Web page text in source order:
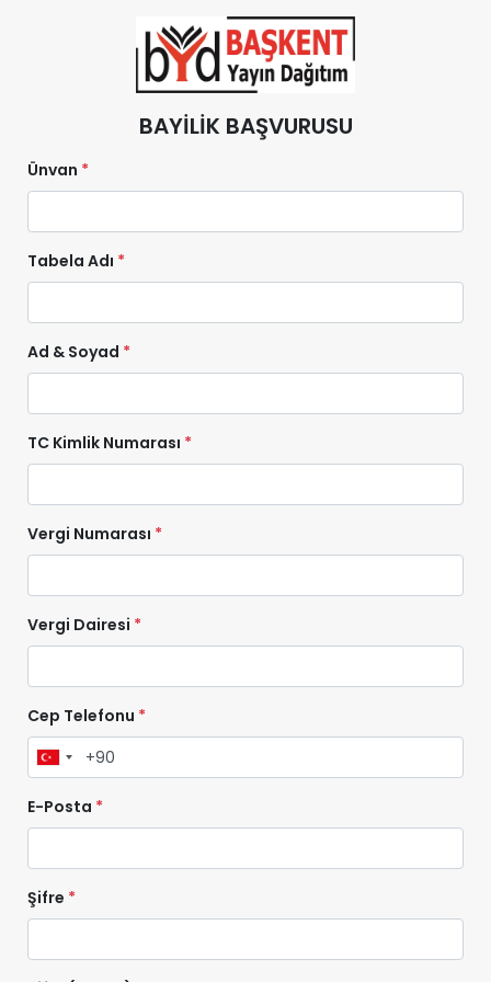
Alışverişlerinizde Kargo Ücretsiz! 40.000 TL ve Üstü Tüm
BAYİLİK BAŞVURUSU
Ünvan *
Tabela Adı *
Ad & Soyad *
TC Kimlik Numarası *
Vergi Numarası *
Vergi Dairesi *
Cep Telefonu *
E-Posta *
Şifre *
superKET E-ticaret ve Pazaryeri Entegrasyon Çözümleri